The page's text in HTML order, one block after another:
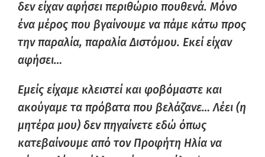
δεν είχαν αφήσει περιθώριο πουθενά. Μόνο
ένα μέρος που βγαίνουμε να πάμε κάτω προς
την παραλία, παραλία Διστόμου. Εκεί είχαν
αφήσει…
Εμείς είχαμε κλειστεί και φοβόμαστε και
ακούγαμε τα πρόβατα που βελάζανε… Λέει (η
μητέρα μου) δεν πηγαίνετε εδώ όπως
κατεβαίνουμε από τον Προφήτη Ηλία να